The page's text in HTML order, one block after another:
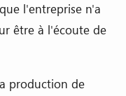
l'entreprise n'a
être à l'écoute de
production de